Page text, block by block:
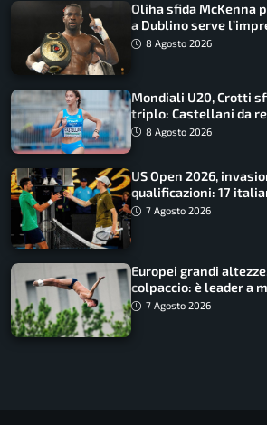
Oliha sfida McKenna
a Dublino serve
lupo8 Agosto 2026
Mondiali U20, Crotti
triplo: Castellani da
finale
8 Agosto 2026
US Open 2026,
qualificazioni: 17
draw7 Agosto 2026
Europei grandi
colpaccio: è leader a
ancora in corsa
7 Agosto 2026